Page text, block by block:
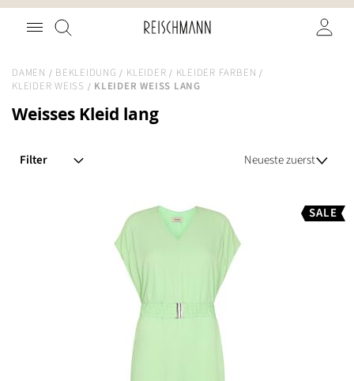
Zum
Inhalt
Suche
DAMEN BEKLEIDUNG KLEIDER
KLEIDER FARBEN
KLEIDER WEISS
KLEIDER WEISS LANG
Weisses Kleid lang
SALE
Filter